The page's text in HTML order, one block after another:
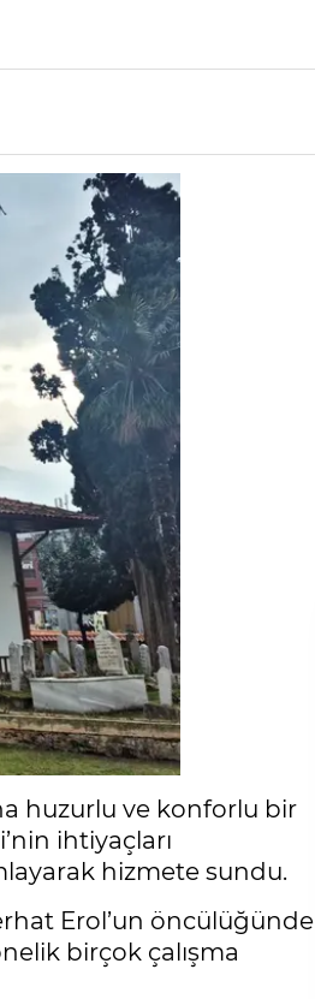
huzurlu ve konforlu bir
ihtiyaçları
hizmete sundu.
Erol’un öncülüğünde
birçok çalışma